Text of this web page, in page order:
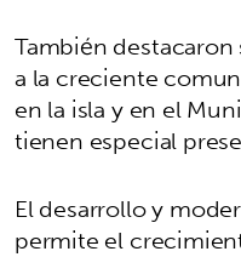
También
a la creciente
en la isla y en el
tienen especial
El desarrollo y
permite el